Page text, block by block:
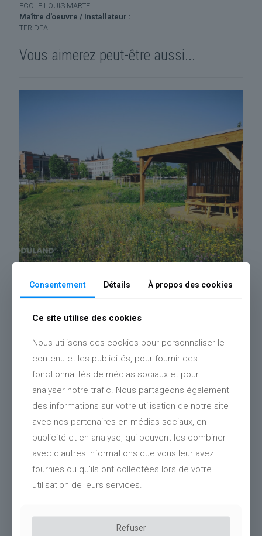
ECOLE LOUIS MARTEL
Maître d'oeuvre / Installateur :
TERIDEAL
Vous aimerez peut-être aussi...
Abri bois collectif siège social Michelin (63)
Consentement Détails À propos des cookies
Ce site utilise des cookies
Nous utilisons des cookies pour personnaliser le
contenu et les publicités, pour fournir des
fonctionnalités de médias sociaux et pour
analyser notre trafic. Nous partageons également
des informations sur votre utilisation de notre site
avec nos partenaires en médias sociaux, en
publicité et en analyse, qui peuvent les combiner
avec d'autres informations que vous leur avez
fournies ou qu'ils ont collectées lors de votre
utilisation de leurs services.
Refuser